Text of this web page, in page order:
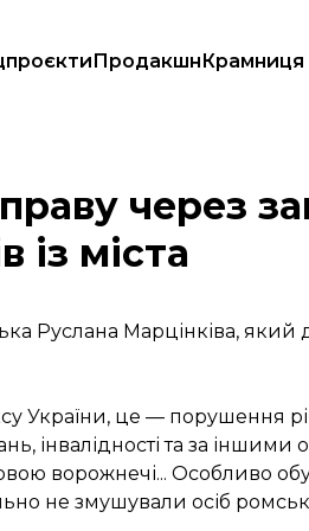
ПродакшнКрамниця
через
із міста
Руслана Марцінківа, який
України, це — порушення
інвалідності та за іншими
ворожнечі... Особливо
не змушували осіб